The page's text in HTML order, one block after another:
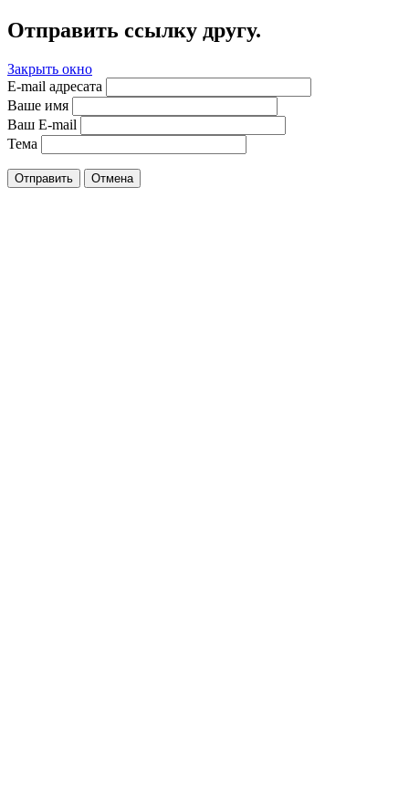
Отправить ссылку другу.
Закрыть окно
E-mail адресата
Ваше имя
Ваш E-mail
Тема
Отправить Отмена